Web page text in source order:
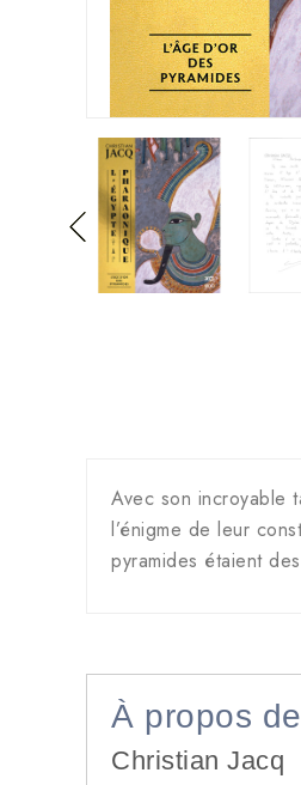
Avec son incroyable
l’énigme de leur
pyramides étaient
À propos
Christian Jacq